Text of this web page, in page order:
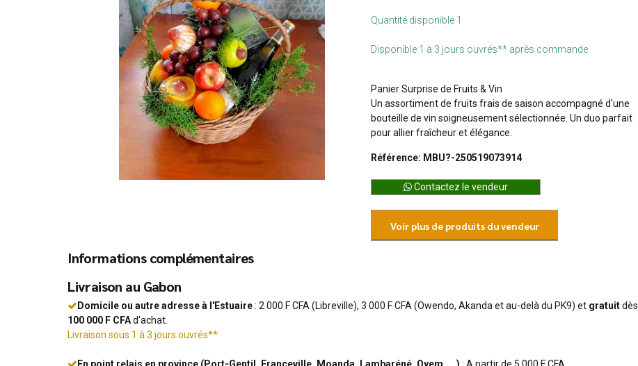
Eléctromenager
Cuisine
Contenants
PHOTOGRAPHIE
Téléphonie
Jeux
Image et son
Automatisme
SOINS DES CHEVEUX
SOINS DU CORPS
Compléments alimentaires
Santé
Prestation
Paniers surprises
Panier de fruits détox
Romans et littérture
Quantité disponible 1
Disponible 1 à 3 jours ouvrés** après commande
Panier Surprise de Fruits & Vin
Un assortiment de fruits frais de saison accompagné d'une
bouteille de vin soigneusement sélectionnée. Un duo parfait
pour allier fraîcheur et élégance.
Référence: MBU?-250519073914
Contactez le vendeur
Voir plus de produits du vendeur
Informations complémentaires
Livraison au Gabon
Domicile ou autre adresse à l'Estuaire: 2 000 F CFA (Libreville), 3 000 F CFA (Owendo, Akanda et au-delà du PK9) et gratuitdès
100 000 F CFAd'achat.
Livraison sous 1 à 3 jours ouvrés**